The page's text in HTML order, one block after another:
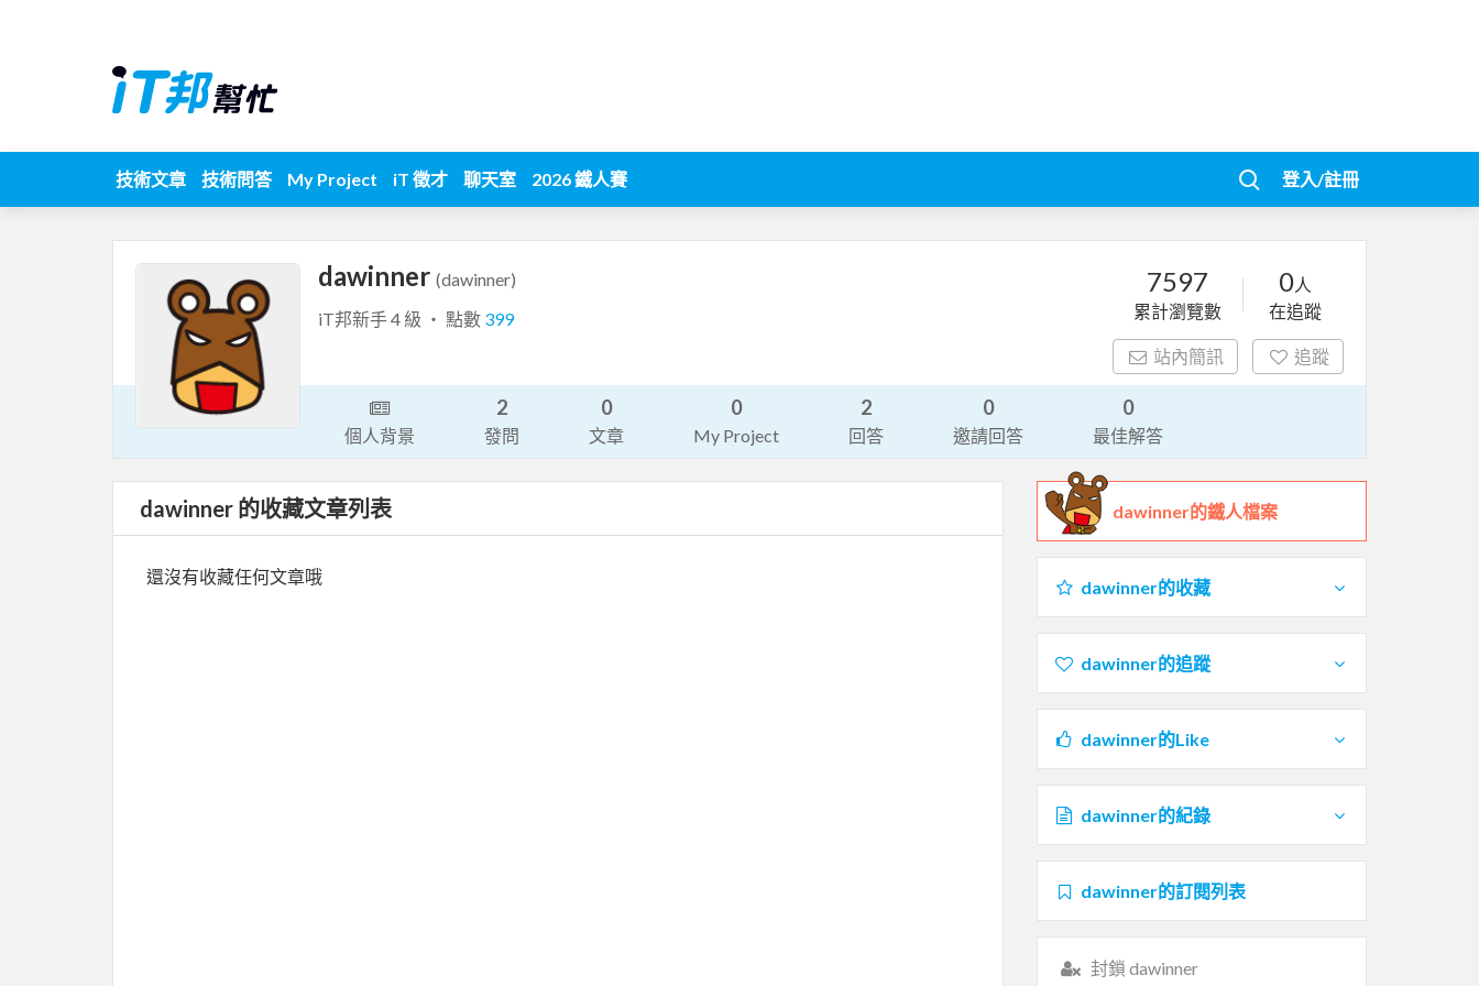
技術文章 技術問答 My Project iT 徵才 聊天室 2026 鐵人賽 登入/註冊
dawinner (dawinner)
iT邦新手 4 級 ‧ 點數 399
7597
累計瀏覽數
0人
在追蹤
站內簡訊 追蹤
個人背景
2
發問
0
文章
0
My Project
2
回答
0
邀請回答
0
最佳解答
dawinner 的收藏文章列表
還沒有收藏任何文章哦
dawinner的鐵人檔案
dawinner的收藏
dawinner的追蹤
dawinner的Like
dawinner的紀錄
dawinner的訂閱列表
封鎖 dawinner